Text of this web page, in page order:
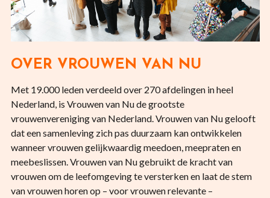
OVER VROUWEN VAN NU
Met 19.000 leden verdeeld over 270 afdelingen in heel
Nederland, is Vrouwen van Nu de grootste
vrouwenvereniging van Nederland. Vrouwen van Nu gelooft
dat een samenleving zich pas duurzaam kan ontwikkelen
wanneer vrouwen gelijkwaardig meedoen, meepraten en
meebeslissen. Vrouwen van Nu gebruikt de kracht van
vrouwen om de leefomgeving te versterken en laat de stem
van vrouwen horen op – voor vrouwen relevante –